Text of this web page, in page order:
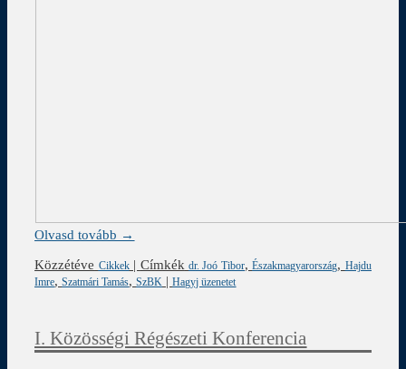
Olvasd tovább →
Közzétéve Cikkek| Címkék dr. Joó Tibor,Északmagyarország, Hajdu
Imre,Szatmári Tamás,SzBK |Hagyj üzenetet
I. Közösségi Régészeti Konferencia